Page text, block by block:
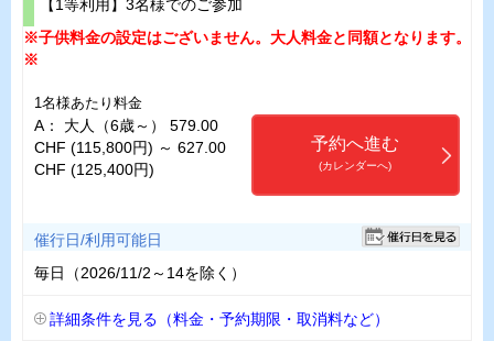
【1等利用】3名様でのご参加
※子供料金の設定はございません。大人料金と同額となります。
※
1名様あたり料金
A： 大人（6歳～） 579.00
CHF (115,800円) ～ 627.00
CHF (125,400円)
予約へ進む
(カレンダーへ)
催行日/利用可能日
毎日（2026/11/2～14を除く）
詳細条件を見る（料金・予約期限・取消料など）